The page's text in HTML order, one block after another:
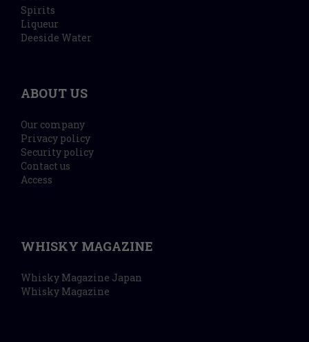
Spirits
Liqueur
Deeside Water
ABOUT US
Our company
Privacy policy
Security policy
Contact us
Access
WHISKY MAGAZINE
Whisky Magazine Japan
Whisky Magazine